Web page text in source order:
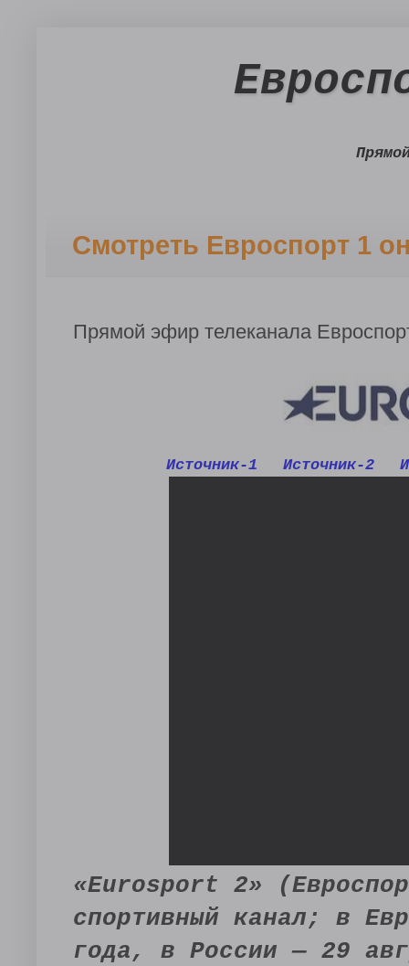
Смотреть Евроспорт 1
Прямой эфир телеканала
Источник-1 Источник-2
«Eurosport 2»
спортивный канал; в
года, в России — 29